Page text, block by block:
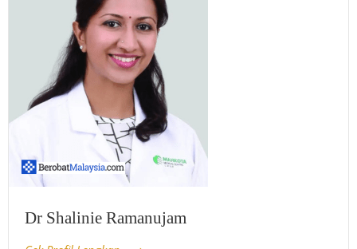
Dr Shalinie Ramanujam